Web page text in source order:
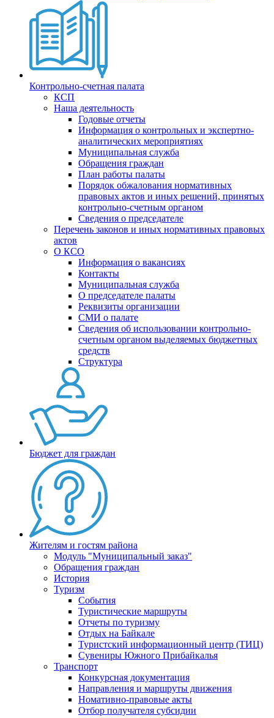
Контрольно-счетная палата
КСП
Наша деятельность
Годовые отчеты
Информация о контрольных и экспертно-
аналитических мероприятиях
Муниципальная служба
Обращения граждан
План работы палаты
Порядок обжалования нормативных
правовых актов и иных решений, принятых
контрольно-счетным органом
Сведения о председателе
Перечень законов и иных нормативных правовых
актов
О КСО
Информация о вакансиях
Контакты
Муниципальная служба
О председателе палаты
Реквизиты организации
СМИ о палате
Сведения об использовании контрольно-
счетным органом выделяемых бюджетных
средств
Структура
Бюджет для граждан
Жителям и гостям района
Модуль "Муниципальный заказ"
Обращения граждан
История
Туризм
События
Туристические маршруты
Отчеты по туризму
Отдых на Байкале
Туристский информационный центр (ТИЦ)
Сувениры Южного Прибайкалья
Транспорт
Конкурсная документация
Направления и маршруты движения
Номативно-правовые акты
Отбор получателя субсидии